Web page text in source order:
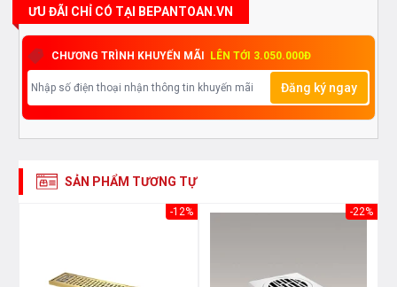
ƯU ĐÃI CHỈ CÓ TẠI BEPANTOAN.VN
CHƯƠNG TRÌNH KHUYẾN MÃI LÊN TỚI 3.050.000Đ
Đăng ký ngay
SẢN PHẨM TƯƠNG TỰ
-12% -22%